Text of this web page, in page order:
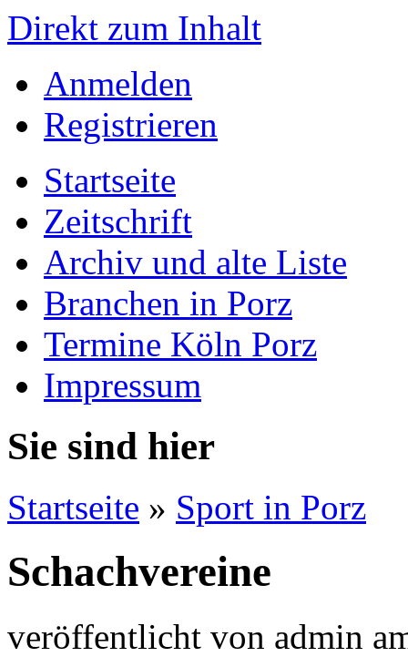
Direkt zum Inhalt
Anmelden
Registrieren
Startseite
Zeitschrift
Archiv und alte Liste
Branchen in Porz
Termine Köln Porz
Impressum
Sie sind hier
Startseite » Sport in Porz
Schachvereine
veröffentlicht von admin